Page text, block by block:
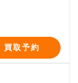
買取予約